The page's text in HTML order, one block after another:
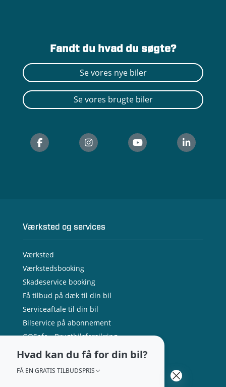
Marc Lyskov Jepsen
Ford og Mazda Brand Manager
mlj@andersenbiler.dk
Marcus Kolbe Jørgensen
Salgskonsulent
John Skov Larsen
Erhvervskonsulent
jsla@andersenbiler.dk
Lars Frederiksen
Værkfører
lfr@andersenbiler.dk
Gitte Rasmussen
Kundemodtager
Mathias Brøndum
Reservedelsansvarlig
mb@andersenbiler.dk
Lærke Larsen
Eftermarkedselev
Fandt du hvad du søgte?
Se vores nye biler
Se vores brugte biler
Værksted og services
Værksted
Værkstedsbooking
Skadeservice booking
Få tilbud på dæk til din bil
Serviceaftale til din bil
Bilservice på abonnement
GOSafe - Brugtbilsforsikring
Bilpleje
Hvad kan du få for din bil?
FÅ EN GRATIS TILBUDSPRIS